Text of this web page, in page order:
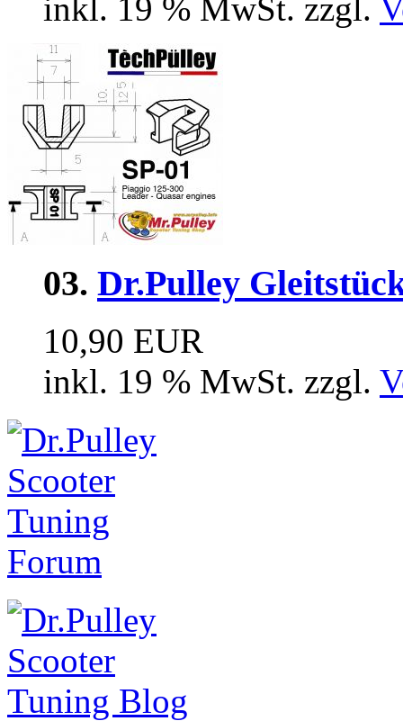
inkl. 19 % MwSt. zzgl.
03. Dr.Pulley
10,90 EUR
inkl. 19 % MwSt. zzgl.